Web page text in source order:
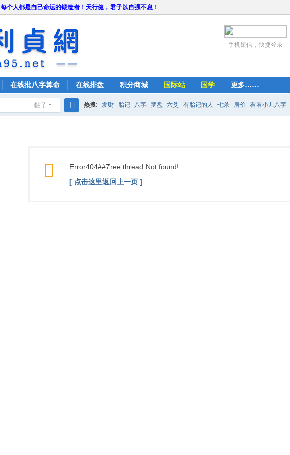
每个人都是自己命运的锻造者！天行健，君子以自强不息！
手机短信，快捷登录
在线批八字算命 在线排盘 积分商城 国际站 国学 更多……
帖子 热搜: 发财 胎记 八字 罗盘 六爻 有胎记的人 七杀 房价 看看小儿八字
Error404##7ree thread Not found!
[ 点击这里返回上一页 ]